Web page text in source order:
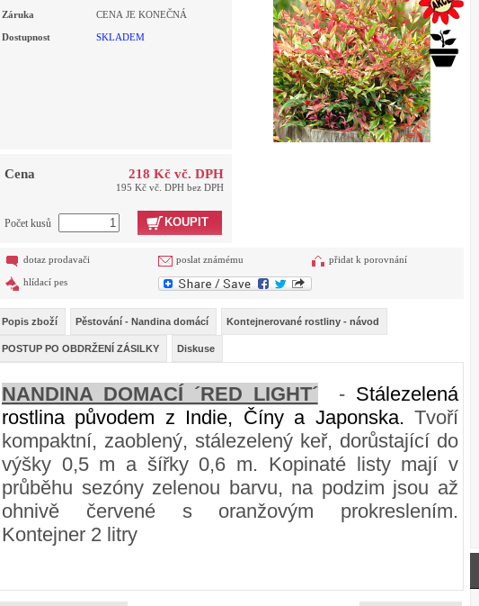
Záruka CENA JE KONEČNÁ
Dostupnost SKLADEM
Cena 218 Kč vč. DPH
195 Kč vč. DPH bez DPH
Počet kusů KOUPIT
dotaz prodavači poslat známému přidat k porovnání
hlídací pes
Popis zboží Pěstování - Nandina domácí Kontejnerované rostliny - návod
POSTUP PO OBDRŽENÍ ZÁSILKY Diskuse
NANDINA DOMACÍ ´RED LIGHT´- Stálezelená
rostlina původem z Indie, Číny a Japonska. Tvoří
kompaktní, zaoblený, stálezelený keř, dorůstající do
výšky 0,5 m a šířky 0,6 m. Kopinaté listy mají v
průběhu sezóny zelenou barvu, na podzim jsou až
ohnivě červené s oranžovým prokreslením.
Kontejner 2 litry